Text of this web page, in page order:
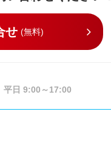
せ (無料)
平日 9:00～17:00